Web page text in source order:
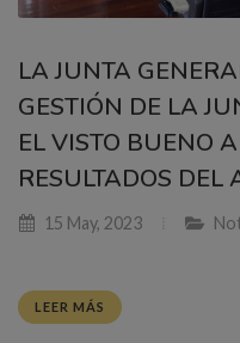
LA JUNTA
GESTIÓN DE LA
EL VISTO BUENO
RESULTADOS DEL
15 May, 2023
LEER MÁS